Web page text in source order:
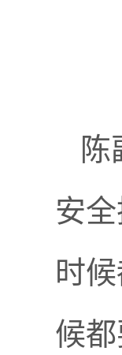
陈
安
时
候